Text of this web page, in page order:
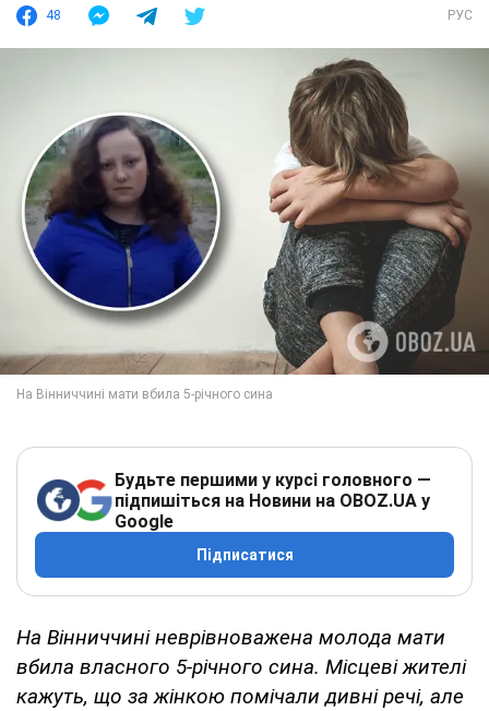
48 РУС
Будьте першими у курсі головного —
підпишіться на Новини на OBOZ.UA у
Google
Підписатися
На Вінниччині неврівноважена молода мати
вбила власного 5-річного сина. Місцеві жителі
кажуть, що за жінкою помічали дивні речі, але